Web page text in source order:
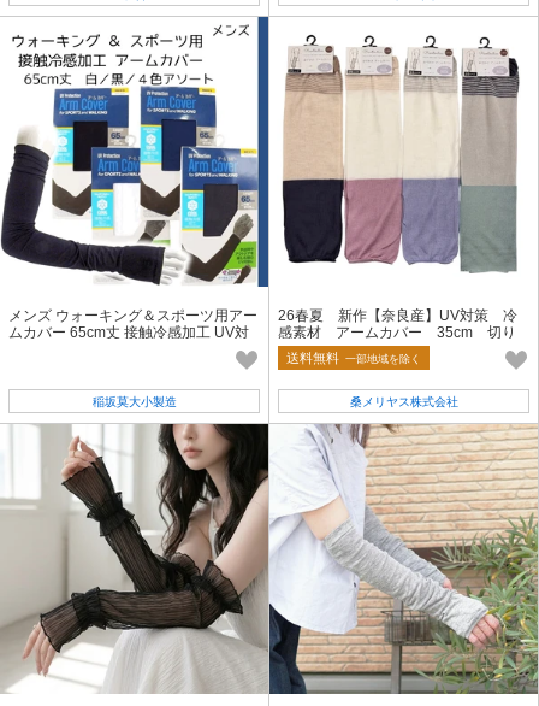
メンズ ウォーキング＆スポーツ用アー
ムカバー 65cm丈 接触冷感加工 UV対
稲坂莫大小製造
26春夏 新作【奈良産】UV対策 冷
感素材 アームカバー 35cm 切り
替え柄
送料無料 一部地域を除く
桑メリヤス株式会社